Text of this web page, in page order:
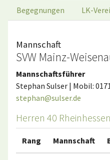
Begegnungen LK-
Mannschaft
SVW Mainz-
Mannschaftsführer
Stephan Sulser | Mobil:
stephan@sulser.de
Herren 40
Rang Mannschaft